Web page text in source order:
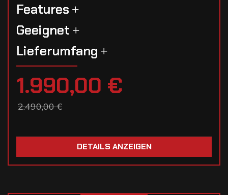
Features
Geeignet
Lieferumfang
1.990,00 €
2.490,00 €
DETAILS ANZEIGEN